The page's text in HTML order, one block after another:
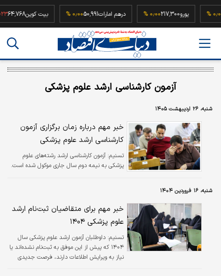
۰٫۰۰ % یورو217,300 ۰٫۰۰ % درهم امارات50,991 ۰٫۰۰ % بیت کوین
آزمون کارشناسی ارشد علوم پزشکی
شنبه، ۲۶ اردیبهشت ۱۴۰۵
خبر مهم درباره زمان برگزاری آزمون
کارشناسی ارشد علوم پزشکی
تسنیم: آزمون کارشناسی ارشد رشته‌های علوم
پزشکی به نیمه دوم سال جاری موکول شده است.
شنبه، ۱۶ فروردین ۱۴۰۴
خبر مهم برای متقاضیان ثبت‌نام ارشد
علوم پزشکی ۱۴۰۴
تسنیم: داوطلبان آزمون ارشد علوم پزشکی سال
۱۴۰۴ که پیش از این موفق به ثبت‌نام نشده‌اند یا
نیاز به ویرایش اطلاعات دارند، فرصت جدیدی